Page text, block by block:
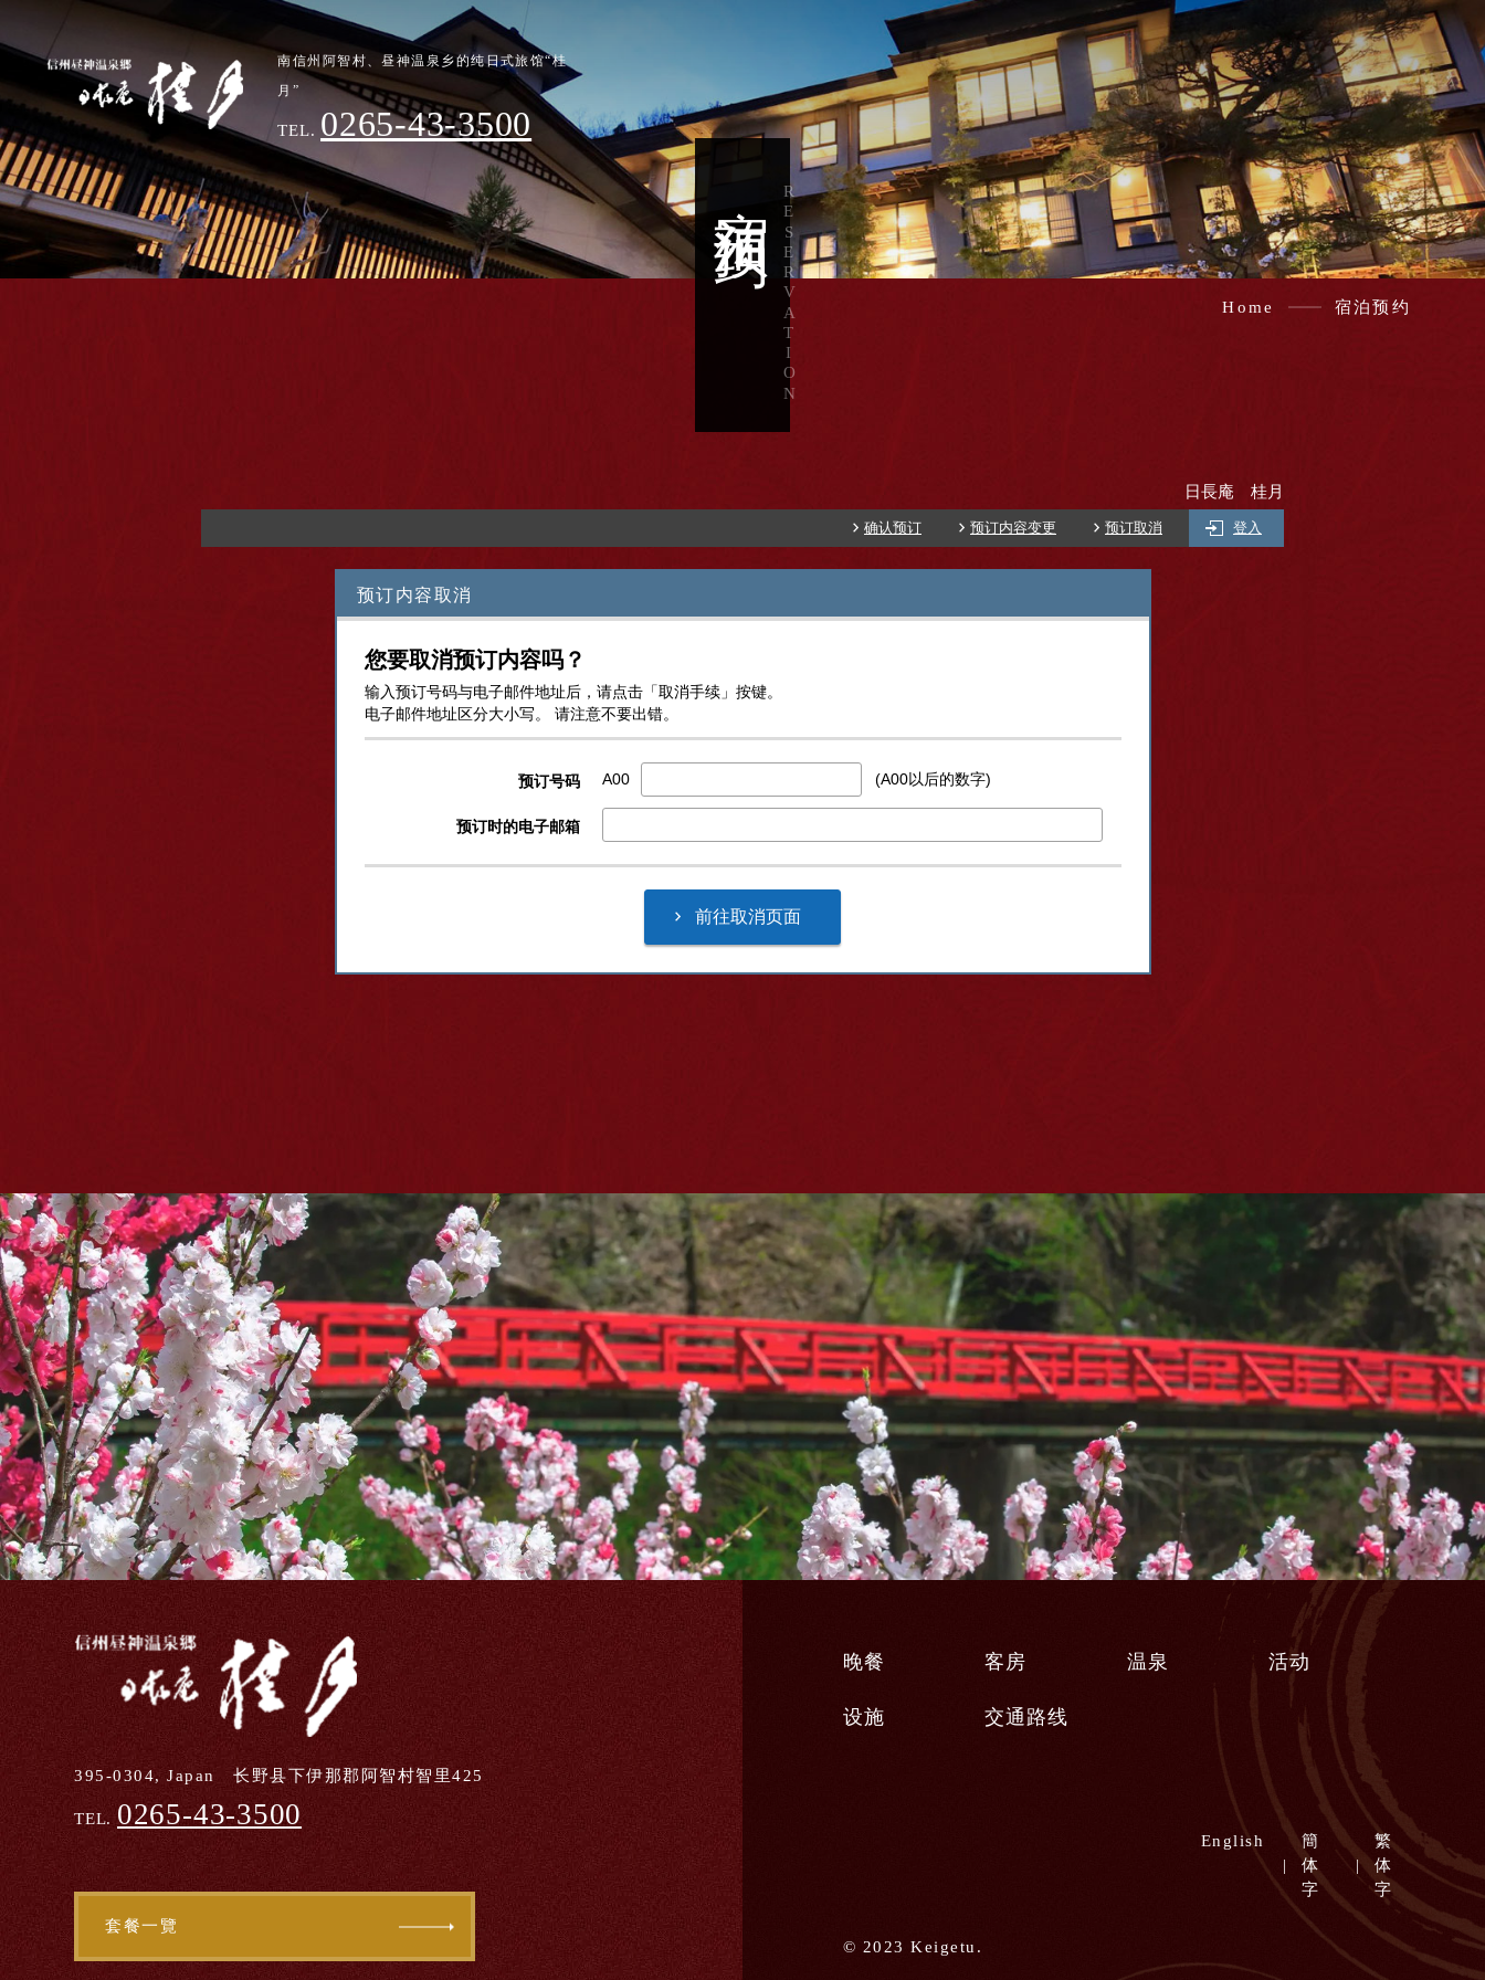
南信州阿智村、昼神温泉乡的纯日式旅馆“桂
月”
TEL. 0265-43-3500
RESERVATION Home 宿泊预约
日長庵 桂月
确认预订 预订内容变更 预订取消 登入
预订内容取消
您要取消预订内容吗？
输入预订号码与电子邮件地址后，请点击「取消手续」按键。
电子邮件地址区分大小写。 请注意不要出错。
预订号码 A00 (A00以后的数字)
预订时的电子邮箱
395-0304, Japan 长野县下伊那郡阿智村智里425
TEL. 0265-43-3500
套餐一覽
晚餐 客房 温泉 活动
设施 交通路线
English
簡
体
字
繁
体
字
© 2023 Keigetu.